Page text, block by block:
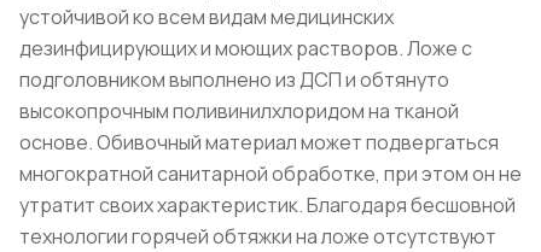
устойчивой ко всем видам медицинских
дезинфицирующих и моющих растворов. Ложе с
подголовником выполнено из ДСП и обтянуто
высокопрочным поливинилхлоридом на тканой
основе. Обивочный материал может подвергаться
многократной санитарной обработке, при этом он не
утратит своих характеристик. Благодаря бесшовной
технологии горячей обтяжки на ложе отсутствуют